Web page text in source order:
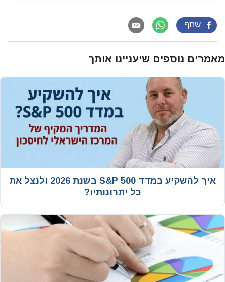
שתף
מאמרים נוספים שיעניינו אותך
איך להשקיע במדד S&P 500 בשנת 2026 ולנצל את
כל יתרונותיו?